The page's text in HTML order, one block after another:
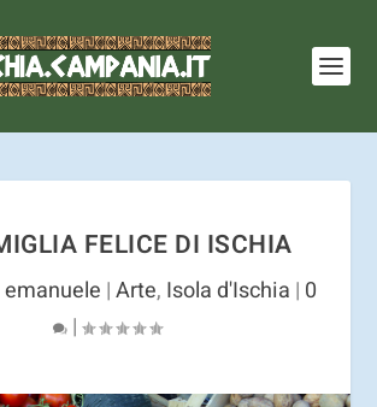
FELICE DI ISCHIA
emanuele |Arte, Isola d'Ischia | 0
|
l'utilizzo dei cookie.
Ulteriori
informazioni
OK